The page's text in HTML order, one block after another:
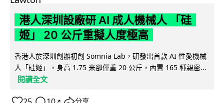
港人深圳設廠研 AI 成人機械人 「硅
姬」 20 公斤重擬人度極高
香港人於深圳創辦初創 Somnia Lab，研發出首款 AI 性愛機械
人「硅姬」，身高 1.75 米卻僅重 20 公斤，內置 165 種親密...
閱讀全文
↗